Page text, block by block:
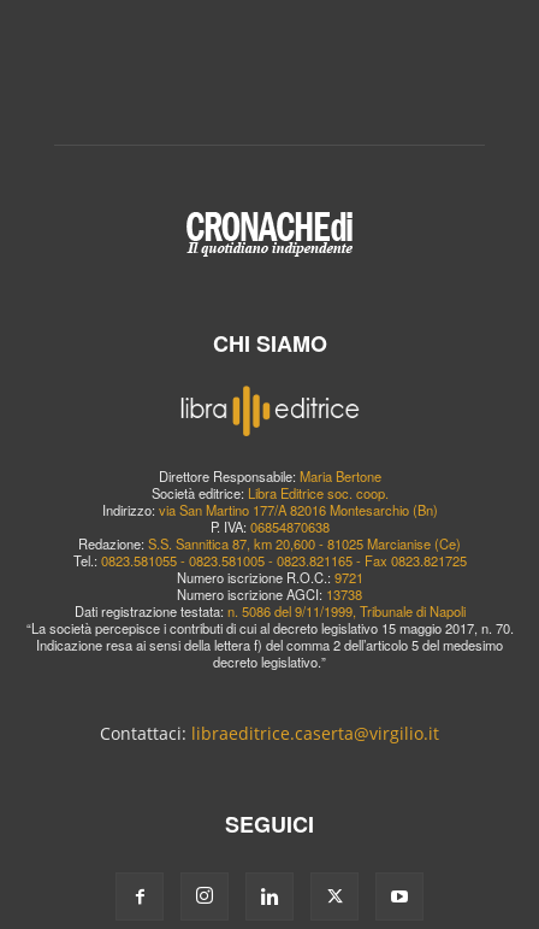
CHI SIAMO
Direttore Responsabile: Maria Bertone
Società editrice: Libra Editrice soc. coop.
Indirizzo: via San Martino 177/A 82016 Montesarchio (Bn)
P. IVA: 06854870638
Redazione: S.S. Sannitica 87, km 20,600 - 81025 Marcianise (Ce)
Tel.: 0823.581055 - 0823.581005 - 0823.821165 - Fax 0823.821725
Numero iscrizione R.O.C.: 9721
Numero iscrizione AGCI: 13738
Dati registrazione testata: n. 5086 del 9/11/1999, Tribunale di Napoli
“La società percepisce i contributi di cui al decreto legislativo 15 maggio 2017, n. 70.
Indicazione resa ai sensi della lettera f) del comma 2 dell’articolo 5 del medesimo
decreto legislativo.”
Contattaci: libraeditrice.caserta@virgilio.it
SEGUICI